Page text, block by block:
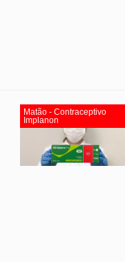
Matão - Contraceptivo
Implanon